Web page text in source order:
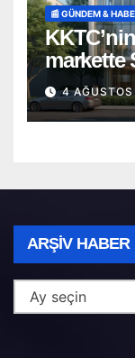
📰 GÜNDEM &
markette
4
ARŞIV HABER